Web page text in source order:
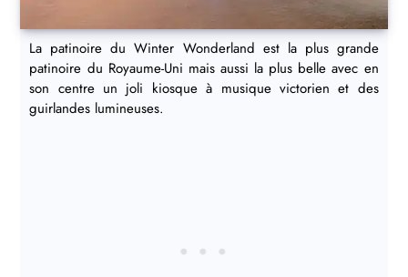
La patinoire du Winter Wonderland est la plus grande
patinoire du Royaume-Uni mais aussi la plus belle avec en
son centre un joli kiosque à musique victorien et des
guirlandes lumineuses.